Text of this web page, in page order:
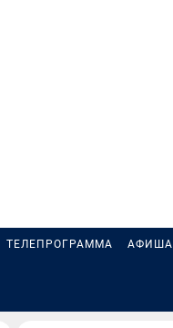
ТЕЛЕПРОГРАММА АФИША